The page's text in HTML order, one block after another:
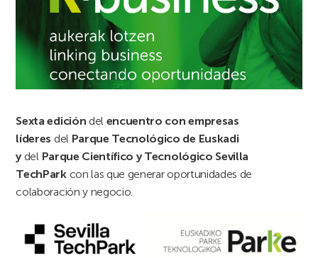
Sexta edición del encuentro con empresas
líderes del Parque Tecnológico de Euskadi
y del Parque Científico y Tecnológico Sevilla
TechPark con las que generar oportunidades de
colaboración y negocio.